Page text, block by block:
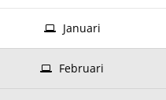
Januari
Februari